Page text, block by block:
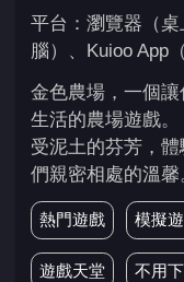
平台：瀏覽器（
腦）、Kuioo App
金色農場，一個
生活的農場遊戲
受泥土的芬芳，
們親密相處的溫馨
熱門遊戲 模擬
遊戲天堂 不用